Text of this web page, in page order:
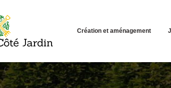
Création et aménagement